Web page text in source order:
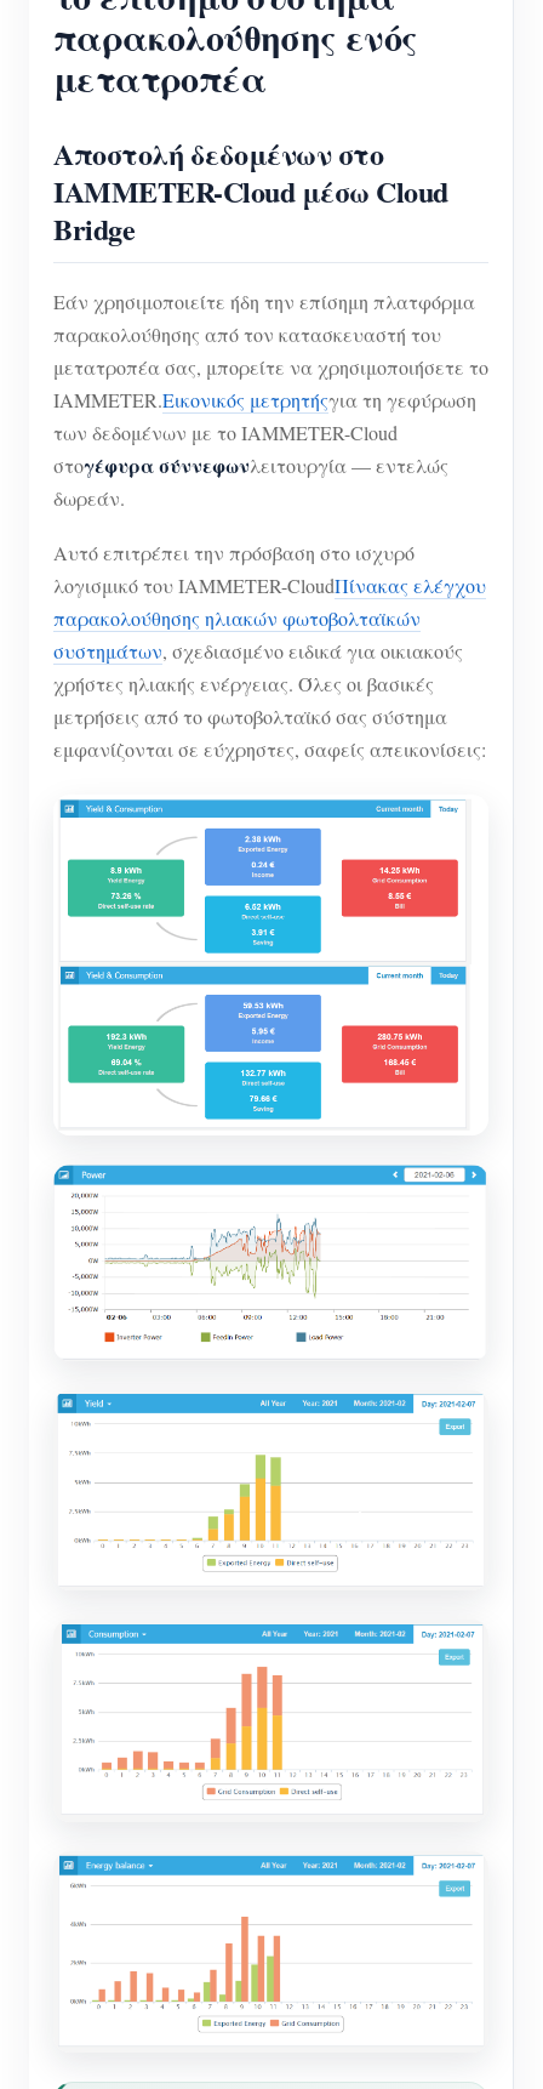
παρακολούθησης ενός
μετατροπέα
Αποστολή δεδομένων στο
IAMMETER-Cloud μέσω Cloud
Bridge
Εάν χρησιμοποιείτε ήδη την επίσημη πλατφόρμα
παρακολούθησης από τον κατασκευαστή του
μετατροπέα σας, μπορείτε να χρησιμοποιήσετε το
IAMMETER.Εικονικός μετρητήςγια τη γεφύρωση
των δεδομένων με το IAMMETER-Cloud
στογέφυρα σύννεφωνλειτουργία — εντελώς
δωρεάν.
Αυτό επιτρέπει την πρόσβαση στο ισχυρό
λογισμικό του IAMMETER-CloudΠίνακας ελέγχου
παρακολούθησης ηλιακών φωτοβολταϊκών
συστημάτων, σχεδιασμένο ειδικά για οικιακούς
χρήστες ηλιακής ενέργειας. Όλες οι βασικές
μετρήσεις από το φωτοβολταϊκό σας σύστημα
εμφανίζονται σε εύχρηστες, σαφείς απεικονίσεις: